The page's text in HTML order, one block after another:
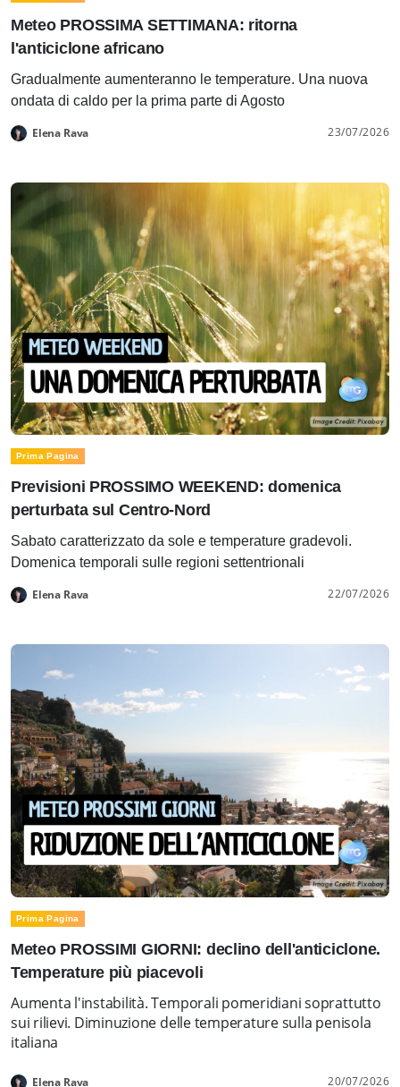
Meteo PROSSIMA SETTIMANA: ritorna
l'anticiclone africano
Gradualmente aumenteranno le temperature. Una nuova
ondata di caldo per la prima parte di Agosto
Elena Rava 23/07/2026
Prima Pagina
Previsioni PROSSIMO WEEKEND: domenica
perturbata sul Centro-Nord
Sabato caratterizzato da sole e temperature gradevoli.
Domenica temporali sulle regioni settentrionali
Elena Rava 22/07/2026
Prima Pagina
Meteo PROSSIMI GIORNI: declino dell'anticiclone.
Temperature più piacevoli
Aumenta l'instabilità. Temporali pomeridiani soprattutto
sui rilievi. Diminuzione delle temperature sulla penisola
italiana
Elena Rava 20/07/2026